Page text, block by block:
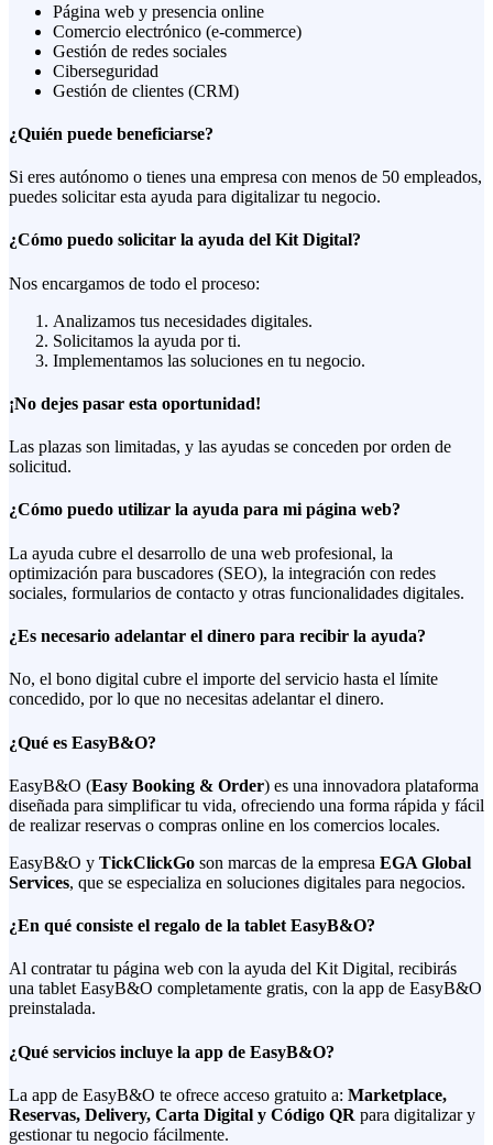
Página web y presencia online
Comercio electrónico (e-commerce)
Gestión de redes sociales
Ciberseguridad
Gestión de clientes (CRM)
¿Quién puede beneficiarse?
Si eres autónomo o tienes una empresa con menos de 50 empleados,
puedes solicitar esta ayuda para digitalizar tu negocio.
¿Cómo puedo solicitar la ayuda del Kit Digital?
Nos encargamos de todo el proceso:
Analizamos tus necesidades digitales.
Solicitamos la ayuda por ti.
Implementamos las soluciones en tu negocio.
¡No dejes pasar esta oportunidad!
Las plazas son limitadas, y las ayudas se conceden por orden de
solicitud.
¿Cómo puedo utilizar la ayuda para mi página web?
La ayuda cubre el desarrollo de una web profesional, la
optimización para buscadores (SEO), la integración con redes
sociales, formularios de contacto y otras funcionalidades digitales.
¿Es necesario adelantar el dinero para recibir la ayuda?
No, el bono digital cubre el importe del servicio hasta el límite
concedido, por lo que no necesitas adelantar el dinero.
¿Qué es EasyB&O?
EasyB&O (Easy Booking & Order) es una innovadora plataforma
diseñada para simplificar tu vida, ofreciendo una forma rápida y fácil
de realizar reservas o compras online en los comercios locales.
EasyB&O y TickClickGo son marcas de la empresa EGA Global
Services, que se especializa en soluciones digitales para negocios.
¿En qué consiste el regalo de la tablet EasyB&O?
Al contratar tu página web con la ayuda del Kit Digital, recibirás
una tablet EasyB&O completamente gratis, con la app de EasyB&O
preinstalada.
¿Qué servicios incluye la app de EasyB&O?
La app de EasyB&O te ofrece acceso gratuito a: Marketplace,
Reservas, Delivery, Carta Digital y Código QR para digitalizar y
gestionar tu negocio fácilmente.